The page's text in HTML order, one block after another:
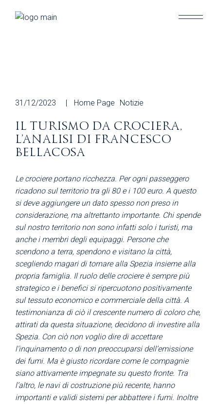
31/12/2023 Home Page Notizie
IL TURISMO DA CROCIERA,
L’ANALISI DI FRANCESCO
BELLACOSA
Le crociere portano ricchezza. Per ogni passeggero
ricadono sul territorio tra gli 80 e i 100 euro. A questo
si deve aggiungere un dato spesso non preso in
considerazione, ma altrettanto importante. Chi spende
sul nostro territorio non sono infatti solo i turisti, ma
anche i membri degli equipaggi. Persone che
scendono a terra, spendono e visitano la città,
scegliendo magari di tornare alla Spezia insieme alla
propria famiglia. Il ruolo delle crociere è sempre più
strategico e i benefici si ripercuotono positivamente
sul tessuto economico e commerciale della città. A
testimonianza di ciò il crescente numero di coloro che,
attirati da questa situazione, decidono di investire alla
Spezia. Con ciò non voglio dire di accettare
l’inquinamento o di non preoccuparsi dell’emissione
dei fumi. Ma è giusto ricordare come le compagnie
siano attivamente impegnate su questo fronte. Tra
l’altro, le navi di costruzione più recente, hanno
importanti e validi sistemi per abbattere i fumi. Inoltre